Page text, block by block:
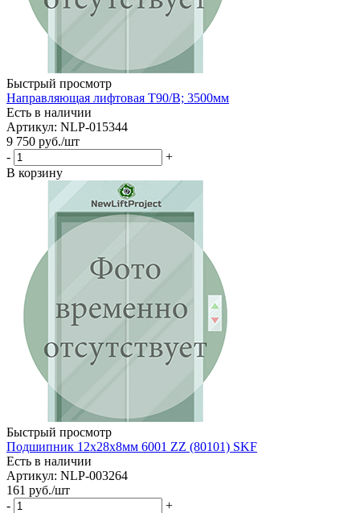
Быстрый просмотр
Направляющая лифтовая Т90/В; 3500мм
Есть в наличии
Артикул: NLP-015344
9 750 руб./шт
-
+
В корзину
Быстрый просмотр
Подшипник 12х28х8мм 6001 ZZ (80101) SKF
Есть в наличии
Артикул: NLP-003264
161 руб./шт
-
+